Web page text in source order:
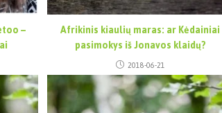
–
Afrikinis kiaulių maras: ar Kėdainiai
pasimokys iš Jonavos klaidų?
2018-06-21